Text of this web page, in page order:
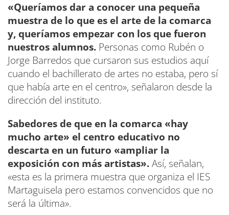
«Queríamos dar a conocer una pequeña
muestra de lo que es el arte de la comarca
y, queríamos empezar con los que fueron
nuestros alumnos. Personas como Rubén o
Jorge Barredos que cursaron sus estudios aquí
cuando el bachillerato de artes no estaba, pero sí
que había arte en el centro», señalaron desde la
dirección del instituto.
Sabedores de que en la comarca «hay
mucho arte» el centro educativo no
descarta en un futuro «ampliar la
exposición con más artistas».Así, señalan,
«esta es la primera muestra que organiza el IES
Martaguisela pero estamos convencidos que no
será la última».